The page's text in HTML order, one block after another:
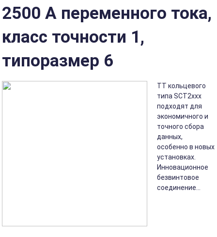
2500 А переменного тока,
класс точности 1,
типоразмер 6
ТТ кольцевого
типа SCT2xxx
подходят для
экономичного и
точного сбора
данных,
особенно в новых
установках.
Инновационное
безвинтовое
соединение...